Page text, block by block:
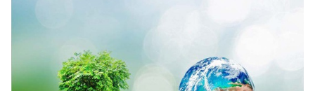
Tham vấn chính sách
Người dân góp ý